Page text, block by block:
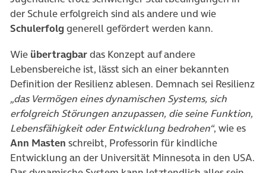
der Schule erfolgreich sind als andere und wie
Schulerfolg generell gefördert werden kann.
Wie übertragbardas Konzept auf andere
Lebensbereiche ist, lässt sich an einer bekannten
Definition der Resilienz ablesen. Demnach sei Resilienz
„das Vermögen eines dynamischen Systems, sich
erfolgreich Störungen anzupassen, die seine Funktion,
Lebensfähigkeit oder Entwicklung bedrohen“, wie es
Ann Masten schreibt, Professorin für kindliche
Entwicklung an der Universität Minnesota in den USA.